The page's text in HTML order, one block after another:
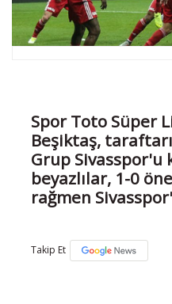
Spor Toto Süper
Beşiktaş,
Grup Sivasspor'u
beyazlılar, 1-0
rağmen
Takip Et